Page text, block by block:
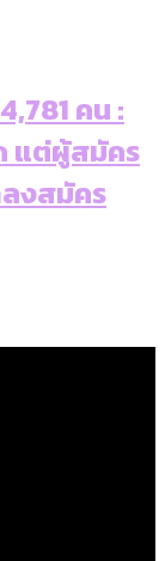
คน :
แต่ผู้สมัคร
งสมัคร